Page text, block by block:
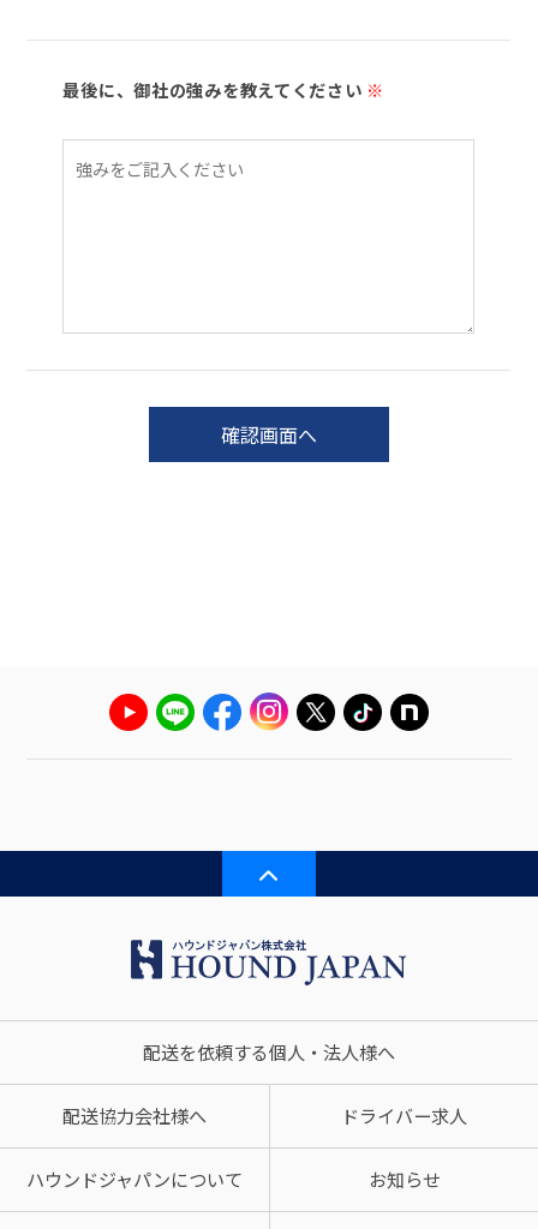
最後に、御社の強みを教えてください ※
配送を依頼する個人・法人様へ
配送協力会社様へ ドライバー求人
ハウンドジャパンについて お知らせ